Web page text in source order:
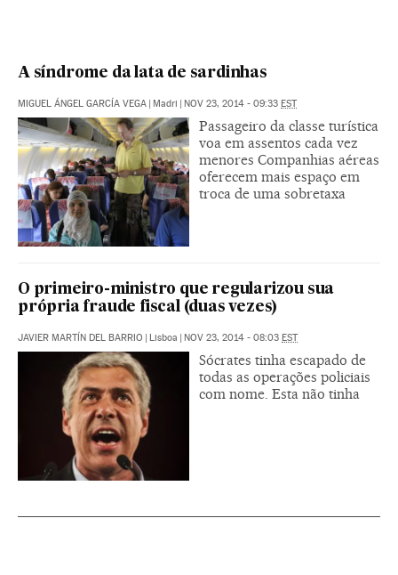
A síndrome da lata de sardinhas
MIGUEL ÁNGEL GARCÍA VEGA | Madri | NOV 23, 2014 - 09:33 EST
Passageiro da classe turística
voa em assentos cada vez
menores Companhias aéreas
oferecem mais espaço em
troca de uma sobretaxa
O primeiro-ministro que regularizou sua
própria fraude fiscal (duas vezes)
JAVIER MARTÍN DEL BARRIO | Lisboa | NOV 23, 2014 - 08:03 EST
Sócrates tinha escapado de
todas as operações policiais
com nome. Esta não tinha